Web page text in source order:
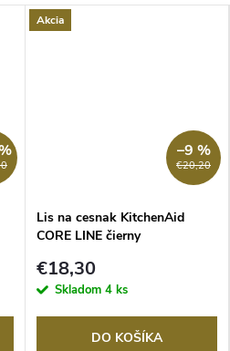
Akcia
€20,20
–9 %
Lis na cesnak KitchenAid
CORE LINE čierny
€18,30
Skladom 4 ks
DO KOŠÍKA